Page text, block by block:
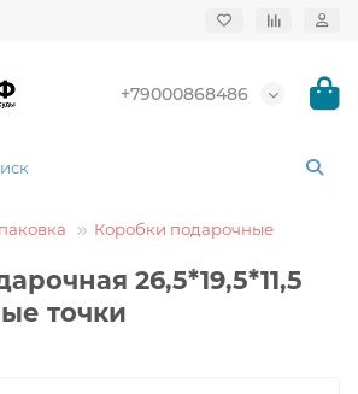
+79000868486
Коробки подарочные
26,5*19,5*11,5
точки